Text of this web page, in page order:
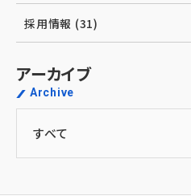
採用情報 (31)
アーカイブ
Archive